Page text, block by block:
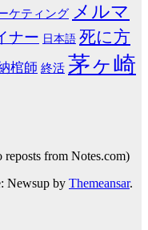
ケティング メルマ
ナー 日本語 死に方
棺師 終活 茅ヶ崎
from Notes.com)
Newsup by Themeansar.